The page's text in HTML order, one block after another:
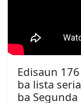
Edisaun
ba lista
ba Segunda